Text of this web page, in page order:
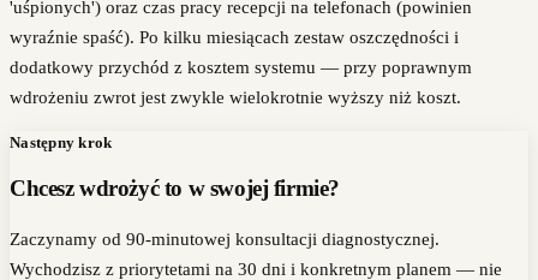
'uśpionych') oraz czas pracy recepcji na telefonach (powinien
wyraźnie spaść). Po kilku miesiącach zestaw oszczędności i
dodatkowy przychód z kosztem systemu — przy poprawnym
wdrożeniu zwrot jest zwykle wielokrotnie wyższy niż koszt.
Następny krok
Chcesz wdrożyć to w swojej firmie?
Zaczynamy od 90-minutowej konsultacji diagnostycznej.
Wychodzisz z priorytetami na 30 dni i konkretnym planem — nie